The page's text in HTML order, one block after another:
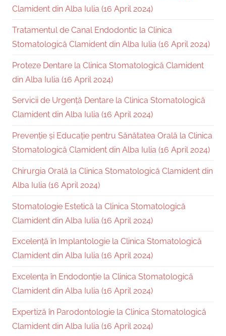
Clamident din Alba Iulia (16 April 2024)
Tratamentul de Canal Endodontic la Clinica
Stomatologică Clamident din Alba Iulia (16 April 2024)
Proteze Dentare la Clinica Stomatologică Clamident
din Alba Iulia (16 April 2024)
Servicii de Urgență Dentare la Clinica Stomatologică
Clamident din Alba Iulia (16 April 2024)
Prevenție și Educație pentru Sănătatea Orală la Clinica
Stomatologică Clamident din Alba Iulia (16 April 2024)
Chirurgia Orală la Clinica Stomatologică Clamident din
Alba Iulia (16 April 2024)
Stomatologie Estetică la Clinica Stomatologică
Clamident din Alba Iulia (16 April 2024)
Excelență în Implantologie la Clinica Stomatologică
Clamident din Alba Iulia (16 April 2024)
Excelența în Endodonție la Clinica Stomatologică
Clamident din Alba Iulia (16 April 2024)
Expertiză în Parodontologie la Clinica Stomatologică
Clamident din Alba Iulia (16 April 2024)